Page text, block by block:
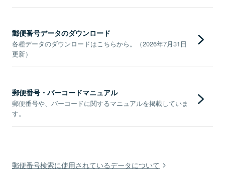
郵便番号データのダウンロード
各種データのダウンロードはこちらから。（2026年7月31日
更新）
郵便番号・バーコードマニュアル
郵便番号や、バーコードに関するマニュアルを掲載していま
す。
郵便番号検索に使用されているデータについて